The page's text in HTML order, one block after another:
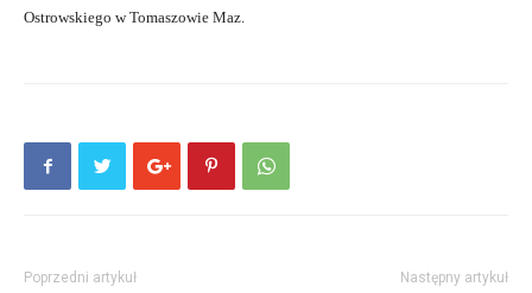
Ostrowskiego w Tomaszowie Maz.
Poprzedni artykuł Następny artykuł